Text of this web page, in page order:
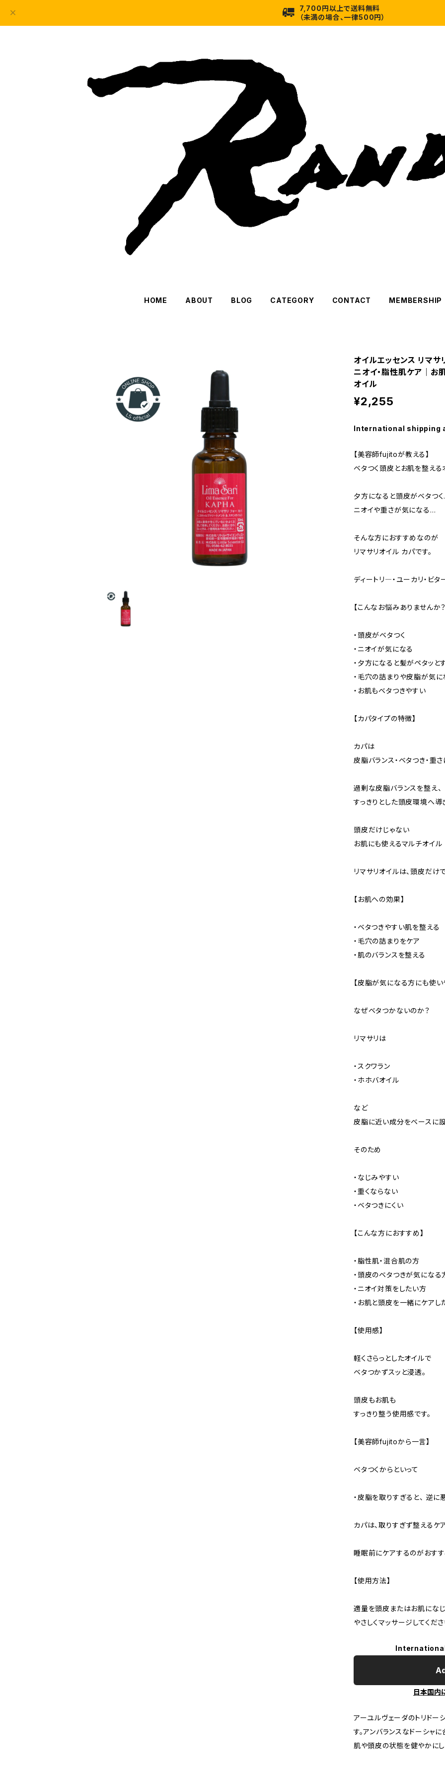
7,700円以上で送料無料
（未満の場合、一律500円）
HOME ABOUT BLOG CATEGORY CONTACT MEMBERSHIP
オイルエッセンス リマサ
ニオイ・脂性肌ケア｜お
オイル
¥2,255
International shipping
【美容師fujitoが教える】
ベタつく頭皮とお肌を整える
夕方になると頭皮がベタつ
ニオイや重さが気になる…
そんな方におすすめなのが
リマサリオイル カパです。
ディートリ―・ユーカリ・ビ
【こんなお悩みありませんか？
・頭皮がベタつく
・ニオイが気になる
・夕方になると髪がペタッと
・毛穴の詰まりや皮脂が気に
・お肌もベタつきやすい
【カパタイプの特徴】
カパは
皮脂バランス・ベタつき・重
過剰な皮脂バランスを整え、
すっきりとした頭皮環境へ導
頭皮だけじゃない
お肌にも使えるマルチオイル
リマサリオイルは、頭皮だけ
【お肌への効果】
・ベタつきやすい肌を整える
・毛穴の詰まりをケア
・肌のバランスを整える
【皮脂が気になる方にも使い
なぜベタつかないのか？
リマサリは
・スクワラン
・ホホバオイル
など
皮脂に近い成分をベースに
そのため
・なじみやすい
・重くならない
・ベタつきにくい
【こんな方におすすめ】
・脂性肌・混合肌の方
・頭皮のベタつきが気になる
・ニオイ対策をしたい方
・お肌と頭皮を一緒にケアし
【使用感】
軽くさらっとしたオイルで
ベタつかずスッと浸透。
頭皮もお肌も
すっきり整う使用感です。
【美容師fujitoから一言】
ベタつくからといって
・皮脂を取りすぎると、 逆に
カパは、取りすぎず整えるケ
睡眠前にケアするのがおすす
【使用方法】
適量を頭皮またはお肌にな
やさしくマッサージしてくださ
日本国内
アーユルヴェーダのトリドー
す。アンバランスなドーシャ
肌や頭皮の状態を健やかにし